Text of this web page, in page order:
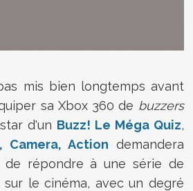
mis bien longtemps avant
sa Xbox 360 de buzzers
d'un Buzz! Le Méga Quiz,
Camera, Action demandera
de répondre à une série de
le cinéma, avec un degré